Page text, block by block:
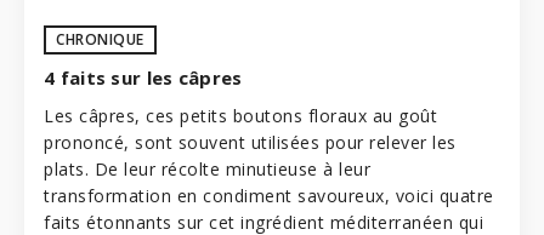
CHRONIQUE
4 faits sur les câpres
Les câpres, ces petits boutons floraux au goût
prononcé, sont souvent utilisées pour relever les
plats. De leur récolte minutieuse à leur
transformation en condiment savoureux, voici quatre
faits étonnants sur cet ingrédient méditerranéen qui